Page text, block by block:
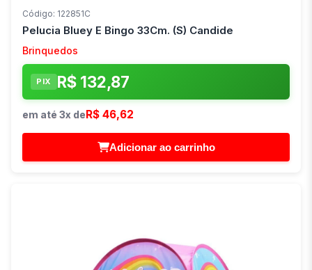
Código: 122851C
Pelucia Bluey E Bingo 33Cm. (S) Candide
Brinquedos
PIX R$ 132,87
em até 3x de R$ 46,62
Adicionar ao carrinho